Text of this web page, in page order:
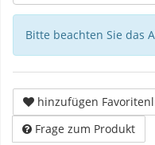
Bitte beachten Sie das
hinzufügen
Frage zum Produkt